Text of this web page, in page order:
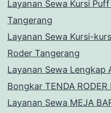
Layanan Sewa Kursi
Tangerang
Layanan Sewa Kursi-
Roder Tangerang
Layanan Sewa Lengkap
Bongkar TENDA
Layanan Sewa MEJA